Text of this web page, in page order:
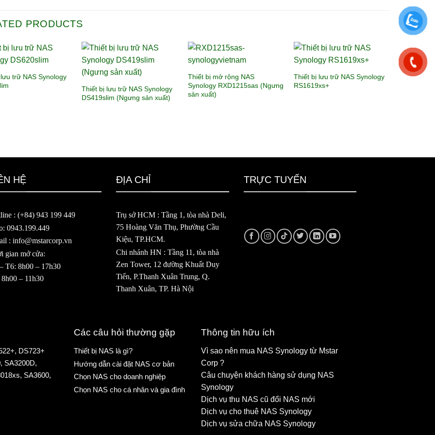
PRODUCTS
trữ NAS Synology
Thiết bị lưu trữ NAS Synology
DS419slim (Ngưng sản xuất)
Thiết bị mở rộng NAS
Synology RXD1215sas (Ngưng
sản xuất)
Thiết bị lưu trữ NAS Synology
RS1619xs+
HỆ
: (+84) 943 199 449
0943.199.449
: info@mstarcorp.vn
gian mở cửa:
T6: 8h00 – 17h30
– 11h30
ĐỊA CHỈ
Trụ sở HCM : Tầng 1, tòa nhà Deli,
75 Hoàng Văn Thụ, Phường Cầu
Kiệu, TP.HCM.
Chi nhánh HN : Tầng 11, tòa nhà
Zen Tower, 12 đường Khuất Duy
Tiến, P.Thanh Xuân Trung, Q.
Thanh Xuân, TP. Hà Nội
TRỰC TUYẾN
, DS723+
, SA3200D,
, SA3600,
Các câu hỏi thường gặp
Thiết bị NAS là gì?
Hướng dẫn cài đặt NAS cơ bản
Chọn NAS cho doanh nghiệp
Chọn NAS cho cá nhân và gia đình
Thông tin hữu ích
Vì sao nên mua NAS Synology từ Mstar
Corp ?
Câu chuyện khách hàng sử dụng NAS
Synology
Dịch vụ thu NAS cũ đổi NAS mới
Dịch vụ cho thuê NAS Synology
Dịch vụ sửa chữa NAS Synology